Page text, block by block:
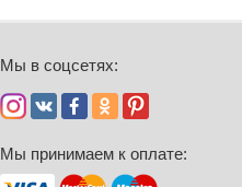
Мы в соцсетях:
Мы принимаем к оплате: